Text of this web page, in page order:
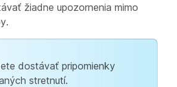
žiadne upozornenia mimo
dostávať pripomienky
stretnutí.